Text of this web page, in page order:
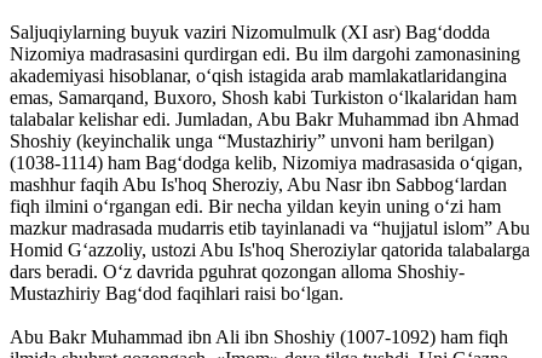
Saljuqiylarning buyuk vaziri Nizomulmulk (XI asr) Bag‘dodda
Nizomiya madrasasini qurdirgan edi. Bu ilm dargohi zamonasining
akademiyasi hisoblanar, o‘qish istagida arab mamlakatlaridangina
emas, Samarqand, Buxoro, Shosh kabi Turkiston o‘lkalaridan ham
talabalar kelishar edi. Jumladan, Abu Bakr Muhammad ibn Ahmad
Shoshiy (keyinchalik unga “Mustazhiriy” unvoni ham berilgan)
(1038-1114) ham Bag‘dodga kelib, Nizomiya madrasasida o‘qigan,
mashhur faqih Abu Is'hoq Sheroziy, Abu Nasr ibn Sabbog‘lardan
fiqh ilmini o‘rgangan edi. Bir necha yildan keyin uning o‘zi ham
mazkur madrasada mudarris etib tayinlanadi va “hujjatul islom” Abu
Homid G‘azzoliy, ustozi Abu Is'hoq Sheroziylar qatorida talabalarga
dars beradi. O‘z davrida pguhrat qozongan alloma Shoshiy-
Mustazhiriy Bag‘dod faqihlari raisi bo‘lgan.
Abu Bakr Muhammad ibn Ali ibn Shoshiy (1007-1092) ham fiqh